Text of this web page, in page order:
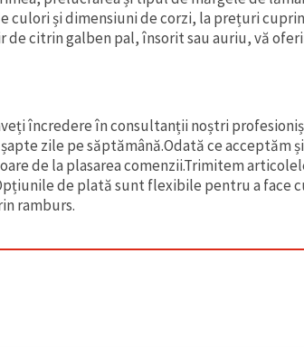
culori și dimensiuni de corzi, la prețuri
de citrin galben pal, însorit sau auriu, vă
încredere în consultanții noștri
zile pe săptămână.Odată ce acceptăm
de la plasarea comenzii.Trimitem
de plată sunt flexibile pentru a face
ramburs.